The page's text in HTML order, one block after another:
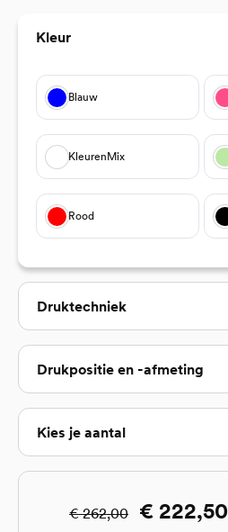
Selecteer
Kleur
Blauw
KleurenMix
Rood
Selecteer
Druktechniek
Selecteer
Drukpositie en -afmeting
Kies je aantal
€ 262,00 € 222,50